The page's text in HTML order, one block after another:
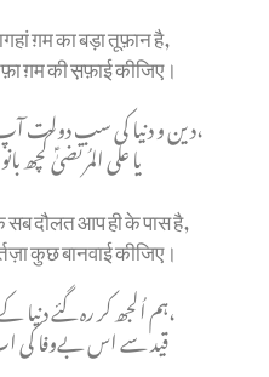
ग़म का बड़ा तूफ़ान है,
ग़म की स़फ़ाई कीजिए।
دین و دنیا کی سب دولت آپ ہی کے پاس ہے،
یا علی المُرتضیٰؑ کچھ
सब दौलत आप ही के पास है,
कुछ बानवाई कीजिए।
ہم اُلجھ کر رہ گئے دنیا کے پیچ و تاب میں،
قید سے اس بےوفا کی